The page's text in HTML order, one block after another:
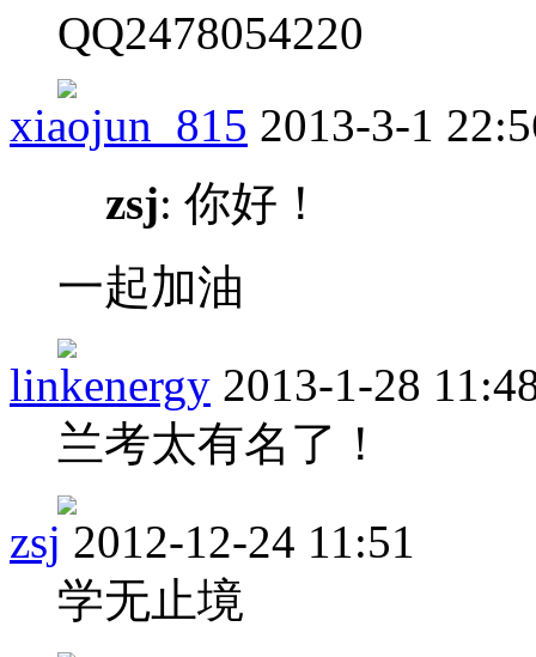
QQ2478054220
xiaojun_815 2013-3-1
zsj: 你好！
一起加油
linkenergy 2013-1-28
兰考太有名了！
zsj 2012-12-24 11:51
学无止境